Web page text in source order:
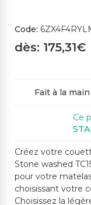
Code:
dès: 175,31€
Fait à la
Ce
Créez votre
Stone washed
pour votre
choisissant votre
Choisissez la